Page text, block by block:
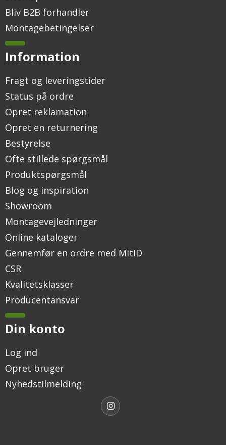
Bliv B2B forhandler
Montagebetingelser
Information
Fragt og leveringstider
Status på ordre
Opret reklamation
Opret en returnering
Bestyrelse
Ofte stillede spørgsmål
Produktspørgsmål
Blog og inspiration
Showroom
Montagevejledninger
Online kataloger
Gennemfør en ordre med MitID
CSR
Kvalitetsklasser
Producentansvar
Din konto
Log ind
Opret bruger
Nyhedstilmelding